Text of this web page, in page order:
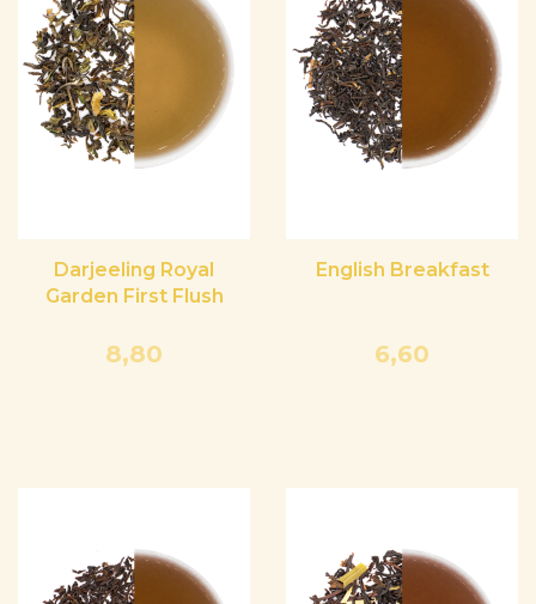
Darjeeling Royal
Garden First Flush
8,80
English Breakfast
6,60